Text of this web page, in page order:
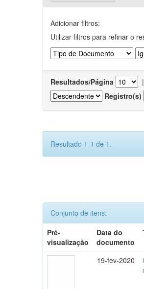
Adicionar filtros:
Utilizar filtros para refinar o
Resultados/Página |
Registro(s)
Resultado 1-1 de 1.
Conjunto de itens:
Pré-
visualização
Data do
documento
19-fev-2020